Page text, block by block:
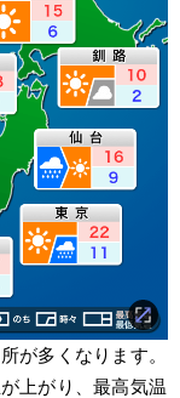
が多くなります。
上がり、最高気温